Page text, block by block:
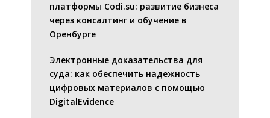
платформы Codi.su: развитие бизнеса
через консалтинг и обучение в
Оренбурге
Электронные доказательства для
суда: как обеспечить надежность
цифровых материалов с помощью
DigitalEvidence